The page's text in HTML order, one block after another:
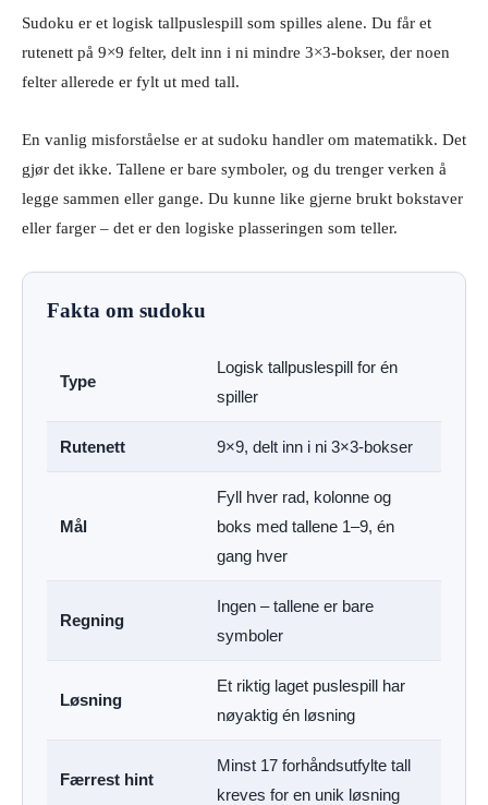
Sudoku er et logisk tallpuslespill som spilles alene. Du får et
rutenett på 9×9 felter, delt inn i ni mindre 3×3-bokser, der noen
felter allerede er fylt ut med tall.
En vanlig misforståelse er at sudoku handler om matematikk. Det
gjør det ikke. Tallene er bare symboler, og du trenger verken å
legge sammen eller gange. Du kunne like gjerne brukt bokstaver
eller farger – det er den logiske plasseringen som teller.
Fakta om sudoku
Type
Logisk tallpuslespill for én
spiller
Rutenett 9×9, delt inn i ni 3×3-bokser
Mål
Fyll hver rad, kolonne og
boks med tallene 1–9, én
gang hver
Regning
Ingen – tallene er bare
symboler
Løsning
Et riktig laget puslespill har
nøyaktig én løsning
Færrest hint
Minst 17 forhåndsutfylte tall
kreves for en unik løsning